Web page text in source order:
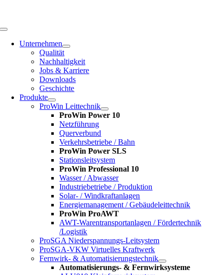
Toggle
NavigationUnternehmen
Qualität
Nachhaltigkeit
Jobs & Karriere
Downloads
Geschichte
Produkte
ProWin Leittechnik
ProWin Power 10
Netzführung
Querverbund
Verkehrsbetriebe / Bahn
ProWin Power SLS
Stationsleitsystem
ProWin Professional 10
Wasser / Abwasser
Industriebetriebe / Produktion
Solar- / Windkraftanlagen
Energiemanagement / Gebäudeleittechnik
ProWin ProAWT
AWT-Warentransportanlagen / Fördertechnik
/Logistik
ProSGA Niederspannungs-Leitsystem
ProSGA-VKW Virtuelles Kraftwerk
Fernwirk- & Automatisierungstechnik
Automatisierungs- & Fernwirksysteme